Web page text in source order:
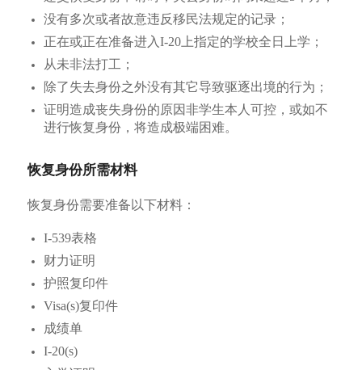
没有多次或者故意违反移民法规定的记录；
正在或正在准备进入I-20上指定的学校全日上学；
从未非法打工；
除了失去身份之外没有其它导致驱逐出境的行为；
证明造成丧失身份的原因非学生本人可控，或如不
进行恢复身份，将造成极端困难。
恢复身份所需材料
恢复身份需要准备以下材料：
I-539表格
财力证明
护照复印件
Visa(s)复印件
成绩单
I-20(s)